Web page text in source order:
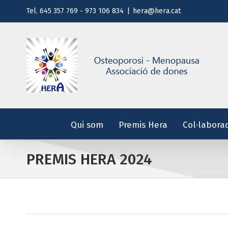
al
Tel. 645 357 769 - 973 106 834 hera@hera.cat
Qui som Premis Hera
PREMIS HERA 2024